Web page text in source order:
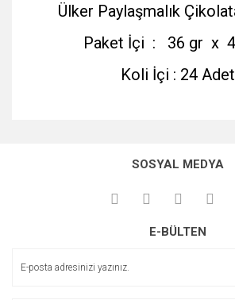
Ülker Paylaşmalık
Paket İçi : 36 gr x
Koli İçi : 24 Adet
kullanarak tarafımıza iletebilirsiniz.
Görüş ve önerileriniz için teşekkür ederiz.
Ürün açıklamasında eksik bilgiler bulunuyor.
SOSYAL MEDYA
E-BÜLTEN